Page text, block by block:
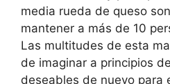
media rueda de queso
mantener a más de 10
Las multitudes de esta
de imaginar a principios
deseables de nuevo para